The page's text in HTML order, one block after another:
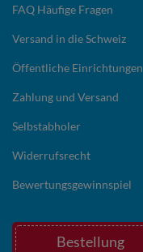
FAQ Häufige Fragen
Versand in die Schweiz
Öffentliche Einrichtungen
Zahlung und Versand
Selbstabholer
Widerrufsrecht
Bewertungsgewinnspiel
Bestellung